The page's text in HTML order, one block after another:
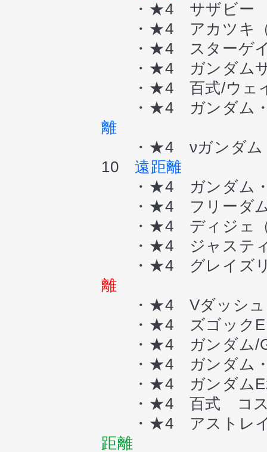
・★4 サザビー
・★4 アカツキ（
・★4 スターゲ
・★4 ガンダムサ
・★4 百式/ウェ
・★4 ガンダム・
離
・★4 νガンダム（
10 遠距離
・★4 ガンダム・
・★4 フリーダ
・★4 ディジェ
・★4 ジャステ
・★4 グレイズリ
離
・★4 Vダッシュ
・★4 ズゴック
・★4 ガンダム/
・★4 ガンダム・
・★4 ガンダム
・★4 百式 コ
・★4 アストレイ
距離